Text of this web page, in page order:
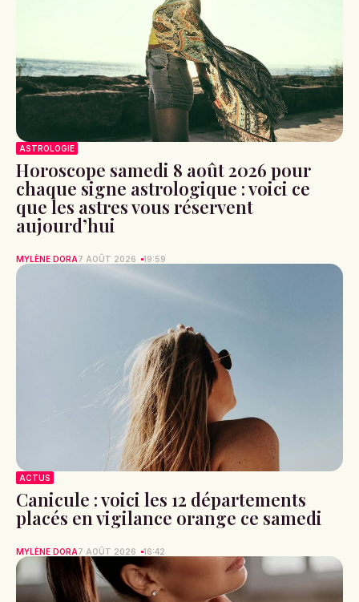
ASTROLOGIE
Horoscope samedi 8 août 2026 pour
chaque signe astrologique : voici ce
que les astres vous réservent
aujourd’hui
MYLÈNE DORA7 AOÛT 2026 19:59
ACTUS
Canicule : voici les 12 départements
placés en vigilance orange ce samedi
MYLÈNE DORA7 AOÛT 2026 16:42